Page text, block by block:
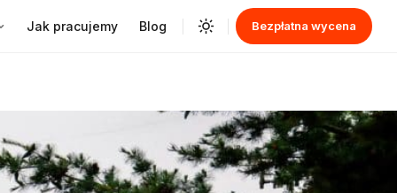
Jak pracujemy Blog Bezpłatna wycena